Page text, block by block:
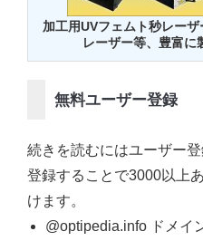
加工用UVフェムト秒レー
レーザー等、豊富に
無料ユーザー登録
続きを読むにはユーザー登
登録することで3000以上
けます。
@optipedia.info ドメイ